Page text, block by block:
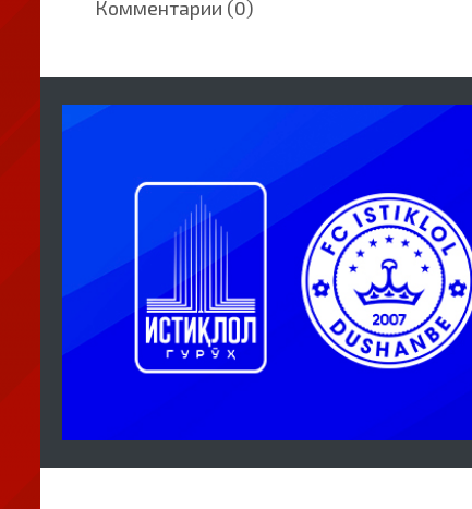
Комментарии (0)